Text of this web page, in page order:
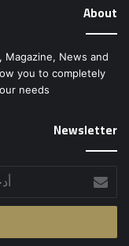
About
Magazine, News and
you to completely
needs.
Newsletter
بريدك
الإلكتروني